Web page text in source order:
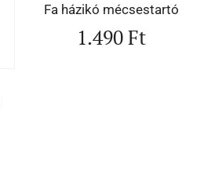
Fa házikó mécsestartó
1.490Ft